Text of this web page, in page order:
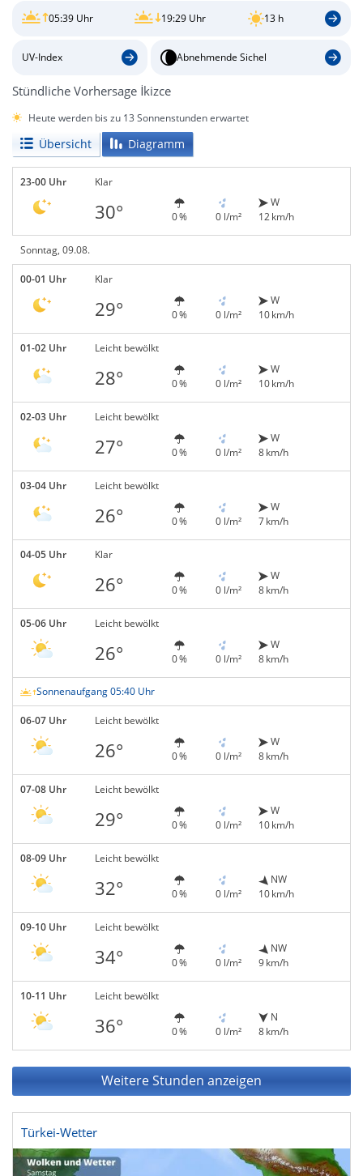
05:39 Uhr 19:29 Uhr 13 h
UV-Index Abnehmende Sichel
Stündliche Vorhersage İkizce
Heute werden bis zu 13 Sonnenstunden erwartet
Übersicht Diagramm
23-00 Uhr Klar
30° 0 % 0 l/m²
W
12 km/h
Sonntag, 09.08.
00-01 Uhr Klar
29° 0 % 0 l/m²
W
10 km/h
01-02 Uhr Leicht bewölkt
28° 0 % 0 l/m²
W
10 km/h
02-03 Uhr Leicht bewölkt
27° 0 % 0 l/m²
W
8 km/h
03-04 Uhr Leicht bewölkt
26° 0 % 0 l/m²
W
7 km/h
04-05 Uhr Klar
26° 0 % 0 l/m²
W
8 km/h
05-06 Uhr Leicht bewölkt
26° 0 % 0 l/m²
W
8 km/h
Sonnenaufgang 05:40 Uhr
06-07 Uhr Leicht bewölkt
26° 0 % 0 l/m²
W
8 km/h
07-08 Uhr Leicht bewölkt
29° 0 % 0 l/m²
W
10 km/h
08-09 Uhr Leicht bewölkt
32° 0 % 0 l/m²
NW
10 km/h
09-10 Uhr Leicht bewölkt
34° 0 % 0 l/m²
NW
9 km/h
10-11 Uhr Leicht bewölkt
36° 0 % 0 l/m²
N
8 km/h
Weitere Stunden anzeigen
Türkei-Wetter